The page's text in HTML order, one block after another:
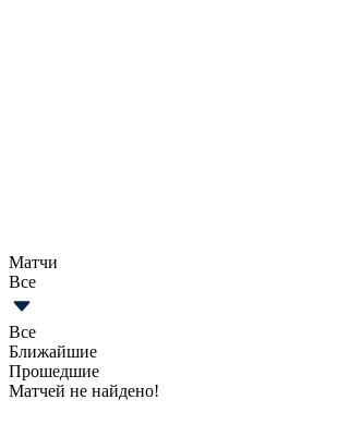
Матчи
Все
Все
Ближайшие
Прошедшие
Матчей не найдено!